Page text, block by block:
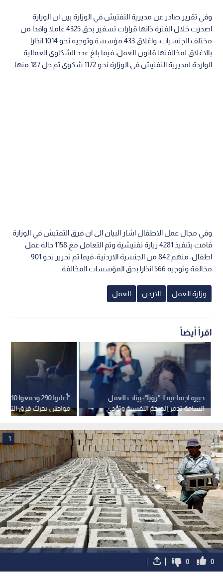
وفي تقرير صادر عن مديرية التفتيش في الوزارة بين ان الوزارة
اصدرت خلال الفترة ذاتها قرارات تسفير بحق 4325 عاملا وافدا من
مختلف الجنسيات، واغلاق 433 مؤسسة وتوجيه نحو 1014 انذارا
بالاغلاق لمخالفتها قانون العمل، فيما بلغ عدد الشكاوى العمالية
الواردة لمديرية التفتيش في الوزارة نحو 1172 شكوى تم حل 187 منها.
وفي مجال عمل الاطفال اشار البيان الى ان فرق التفتيش في الوزارة
قامت بتنفيذ 4281 زيارة تفتيشية وتم التعامل مع 1158 حالة عمل
اطفال، منهم 842 من الجنسية الاردنية، فيما تم تحرير نحو 901
مخالفة وتوجيه 566 انذارا بحق المؤسسات المخالفة.
وزارة العمل الاردن العمل
اقرأ أيضاً
مواطن يحرك فرق
بالكرك
خبيرة اجتماعية لـ "رؤيا": بيئات العمل
السامة تدمر الصحة النفسية وتؤدي
للإحتراق الوظيفي
1
0
0